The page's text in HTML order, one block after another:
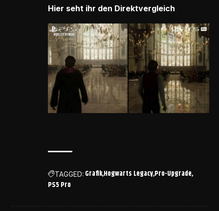
Hier seht ihr den Direktvergleich
TAGGED: GrafikHogwarts LegacyPro-Upgrade
PS5 Pro